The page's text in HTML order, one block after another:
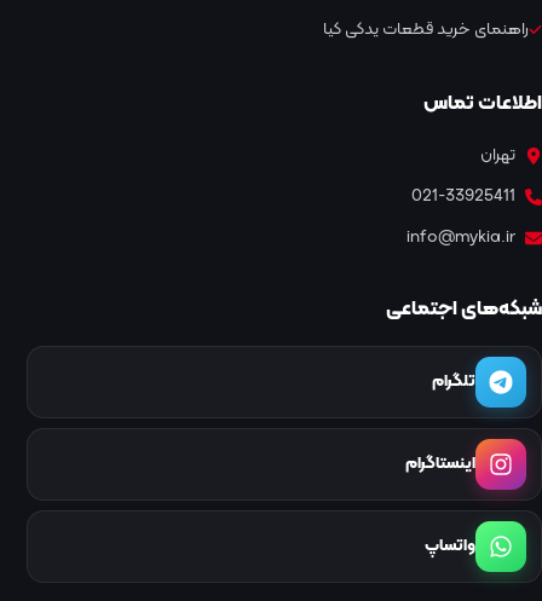
راهنمای خرید قطعات یدکی کیا
اطلاعات تماس
تهران
021-33925411
info@mykia.ir
شبکه‌های اجتماعی
تلگرام
اینستاگرام
واتساپ